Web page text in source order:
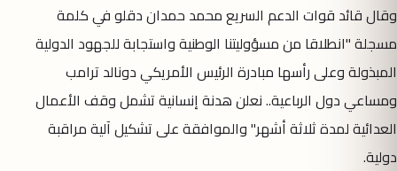
وقال قائد قوات الدعم السريع محمد حمدان دقلو في كلمة
مسجلة "انطلاقا من مسؤوليتنا الوطنية واستجابة للجهود الدولية
المبذولة وعلى رأسها مبادرة الرئيس الأمريكي دونالد ترامب
ومساعي دول الرباعية.. نعلن هدنة إنسانية تشمل وقف الأعمال
العدائية لمدة ثلاثة أشهر" والموافقة على تشكيل آلية مراقبة
دولية.